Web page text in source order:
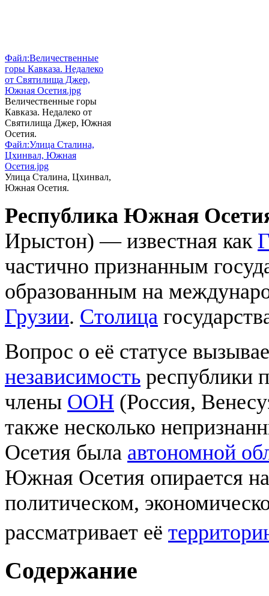
Файл:Величественные
горы Кавказа. Недалеко
от Святилища Джер,
Южная Осетия.jpg
Величественные горы
Кавказа. Недалеко от
Святилища Джер, Южная
Осетия.
Файл:Улица Сталина,
Цхинвал, Южная
Осетия.jpg
Улица Сталина, Цхинвал,
Южная Осетия.
Республика Южная
Ирыстон) — известная как
частично признанным
образованным на
Грузии. Столица
Вопрос о её статусе
независимость республики
члены ООН (Россия,
также несколько
Осетия была автономной
Южная Осетия опирается
политическом,
рассматривает её
Содержание